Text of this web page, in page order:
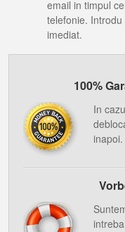
email in timpul
telefonie.
imediat.
100%
In
inapoi.